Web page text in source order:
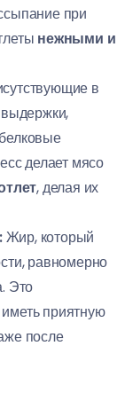
при
нежными и
в
делает мясо
, делая их
Жир, который
равномерно
Это
иметь приятную
после